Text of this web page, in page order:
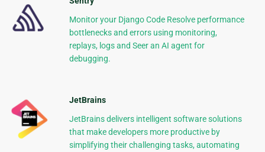
Monitor your Django Code Resolve performance
bottlenecks and errors using monitoring,
replays, logs and Seer an AI agent for
debugging.
JetBrains
JetBrains delivers intelligent software solutions
that make developers more productive by
simplifying their challenging tasks, automating